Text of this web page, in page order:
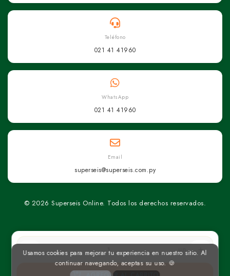
un
Teléfono
021 41 41960
WhatsApp
021 41 41960
Email
superseis@superseis.com.py
© 2026 Superseis Online. Todos los derechos reservados.
Usamos cookies para mejorar tu experiencia en nuestro sitio. Al
continuar navegando, aceptas su uso. 🍪